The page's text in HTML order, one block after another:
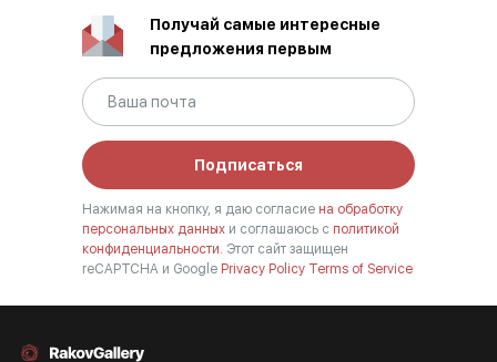
Получай самые интересные
предложения первым
Подписаться
Нажимая на кнопку, я даю согласие на обработку
персональных данных и соглашаюсь с политикой
конфиденциальности. Этот сайт защищен
reCAPTCHA и Google Privacy Policy Terms of Service